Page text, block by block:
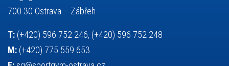
základy společenských věd
700 30 Ostrava – Zábřeh
T: (+420) 596 752 246, (+420) 596 752 248
M: (+420) 775 559 653